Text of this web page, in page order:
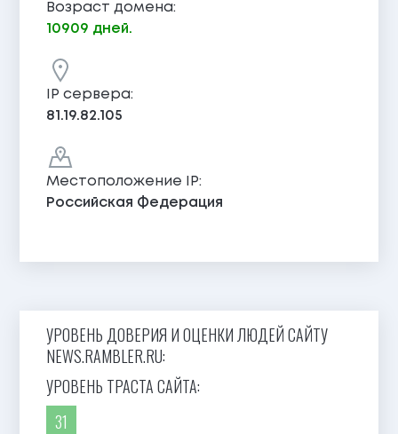
Возраст домена:
10909 дней.
IP сервера:
81.19.82.105
Местоположение IP:
Российская Федерация
УРОВЕНЬ ДОВЕРИЯ И ОЦЕНКИ ЛЮДЕЙ САЙТУ
NEWS.RAMBLER.RU:
УРОВЕНЬ ТРАСТА САЙТА:
31